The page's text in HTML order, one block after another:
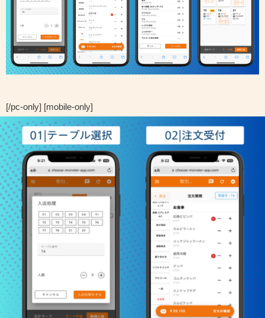
[/pc-only] [mobile-only]